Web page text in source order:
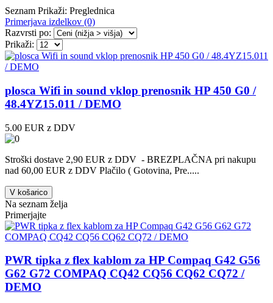
Seznam Prikaži: Preglednica
Primerjava izdelkov (0)
Razvrsti po:
Prikaži:
plosca Wifi in sound vklop prenosnik HP 450 G0 /
48.4YZ15.011 / DEMO
5.00 EUR z DDV
Stroški dostave 2,90 EUR z DDV - BREZPLAČNA pri nakupu
nad 60,00 EUR z DDV Plačilo ( Gotovina, Pre.....
V košarico
Na seznam želja
Primerjajte
PWR tipka z flex kablom za HP Compaq G42 G56
G62 G72 COMPAQ CQ42 CQ56 CQ62 CQ72 /
DEMO